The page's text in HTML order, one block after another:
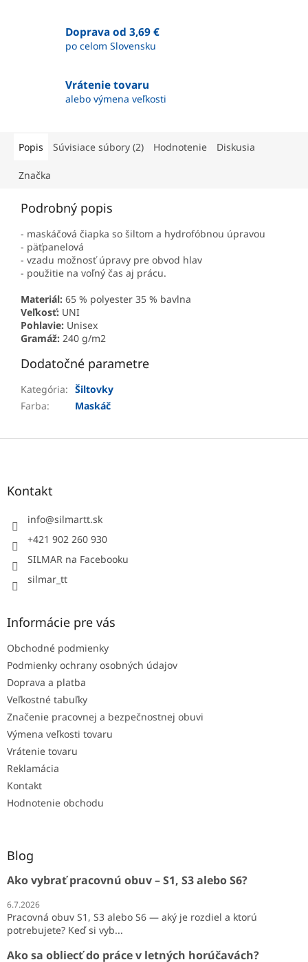
Doprava od 3,69 €
po celom Slovensku
Vrátenie tovaru
alebo výmena veľkosti
Popis Súvisiace súbory (2) Hodnotenie Diskusia
Značka
Podrobný popis
- maskáčová čiapka so šiltom a hydrofóbnou úpravou
- päťpanelová
- vzadu možnosť úpravy pre obvod hlav
- použitie na voľný čas aj prácu.
Materiál: 65 % polyester 35 % bavlna
Veľkosť: UNI
Pohlavie: Unisex
Gramáž: 240 g/m2
Dodatočné parametre
Kategória: Šiltovky
Farba: Maskáč
Z
Kontakt
info@silmartt.sk
+421 902 260 930
SILMAR na Facebooku
silmar_tt
Informácie pre vás
Obchodné podmienky
Podmienky ochrany osobných údajov
Doprava a platba
Veľkostné tabuľky
Značenie pracovnej a bezpečnostnej obuvi
Výmena veľkosti tovaru
Vrátenie tovaru
Reklamácia
Kontakt
Hodnotenie obchodu
Blog
Ako vybrať pracovnú obuv – S1, S3 alebo S6?
6.7.2026
Pracovná obuv S1, S3 alebo S6 — aký je rozdiel a ktorú
potrebujete? Keď si vyb...
Ako sa obliecť do práce v letných horúčavách?